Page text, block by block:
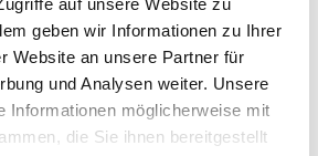
geben wir Informationen zu Ihrer
Website an unsere Partner für
und Analysen weiter. Unsere
Informationen möglicherweise mit
die Sie ihnen bereitgestellt
all'acquisto, i tiratori hanno
di vincere la moneta speciale
del giubileo "200 anni
a il assolveranno il concorso del
volte riceveranno come premio